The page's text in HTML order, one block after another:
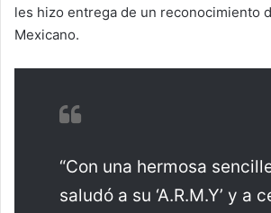
les hizo entrega de un reconocimiento
Mexicano.
“Con una hermosa
saludó a su ‘A.R.M.Y’ y a